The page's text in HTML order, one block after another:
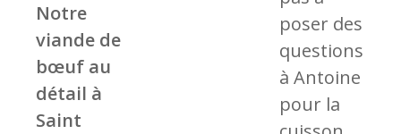
Notre
viande de
bœuf au
détail à
Saint
poser des
questions
à Antoine
pour la